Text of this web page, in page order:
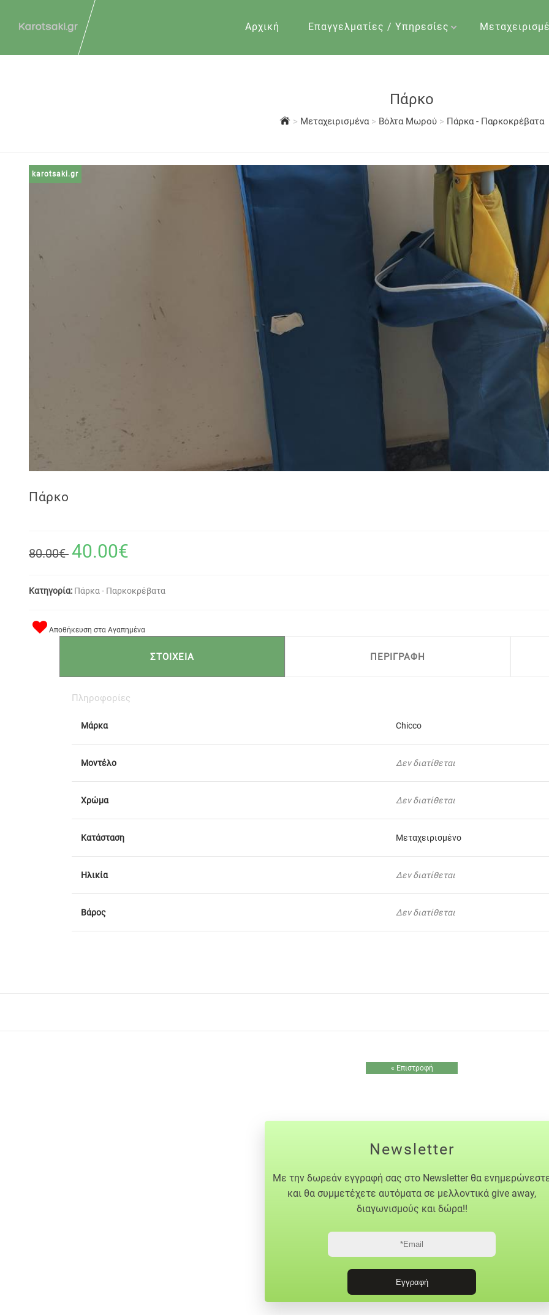
Αρχική Επαγγελματίες / Υπηρεσίες
Πάρκο
> Μεταχειρισμένα > Βόλτα Μωρού > Πάρκα - Παρκοκρέβατα
karotsaki.gr
Πάρκο
80.00€ 40.00€
Κατηγορία: Πάρκα - Παρκοκρέβατα
Αποθήκευση στα Αγαπημένα
ΣΤΟΙΧΕΙΑ ΠΕΡΙΓΡΑΦΗ
Πληροφορίες
Μάρκα Chicco
Μοντέλο Δεν διατίθεται
Χρώμα Δεν διατίθεται
Κατάσταση Μεταχειρισμένο
Ηλικία Δεν διατίθεται
Βάρος Δεν διατίθεται
« Επιστροφή
Newsletter
Με την δωρεάν εγγραφή σας στο Newsletter θα
και θα συμμετέχετε αυτόματα σε μελλοντικά give away,
διαγωνισμούς και δώρα!!